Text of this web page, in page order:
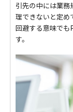
引先の中には業
理できないと定め
回避する意味でも
す。